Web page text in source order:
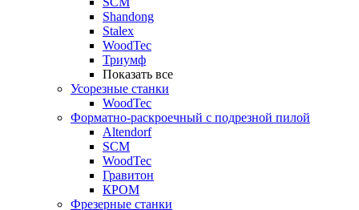
Shandong
Stalex
WoodTec
Триумф
Показать все
Усорезные станки
WoodTec
Форматно-раскроечный с подрезной пилой
Altendorf
SCM
WoodTec
Гравитон
КРОМ
Фрезерные станки